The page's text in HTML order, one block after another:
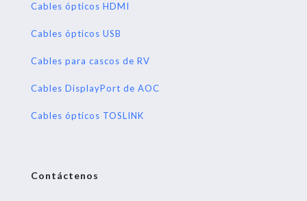
Cables ópticos HDMI
Cables ópticos USB
Cables para cascos de RV
Cables DisplayPort de AOC
Cables ópticos TOSLINK
Contáctenos